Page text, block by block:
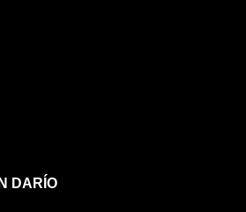
DARÍO